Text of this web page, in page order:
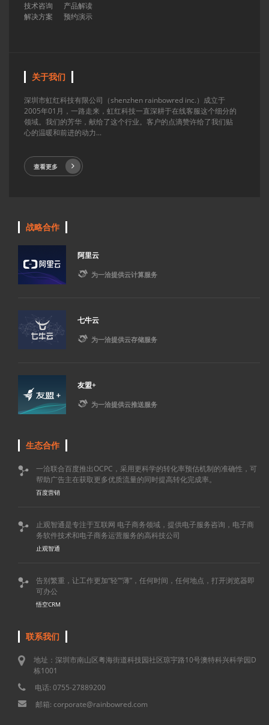
技术咨询
产品解读
解决方案
预约演示
关于我们
深圳市虹红科技有限公司（shenzhen rainbowred inc.）成立于
2005年01月，一路走来，虹红科技一直深耕于在线客服这个细分的
领域。我们的芳华，献给了这个行业。客户的点滴赞许给了我们贴
心的温暖和前进的动力...
查看更多
战略合作
阿里云
 为一洽提供云计算服务
七牛云
 为一洽提供云存储服务
友盟+
 为一洽提供云推送服务
生态合作

一洽联合百度推出OCPC，采用更科学的转化率预估机制的准确性，可
帮助广告主在获取更多优质流量的同时提高转化完成率。
百度营销

止观智通是专注于互联网 电子商务领域，提供电子服务咨询，电子商
务软件技术和电子商务运营服务的高科技公司
止观智通

告别繁重，让工作更加“轻”“薄”，任何时间，任何地点，打开浏览器即
可办公
悟空CRM
联系我们
地址：深圳市南山区粤海街道科技园社区琼宇路10号澳特科兴科学园D
栋1001
电话: 0755-27889200
邮箱: corporate@rainbowred.com